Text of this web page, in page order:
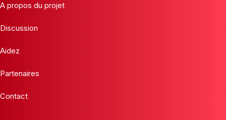
A propos du projet
Discussion
Aidez
Partenaires
Contact